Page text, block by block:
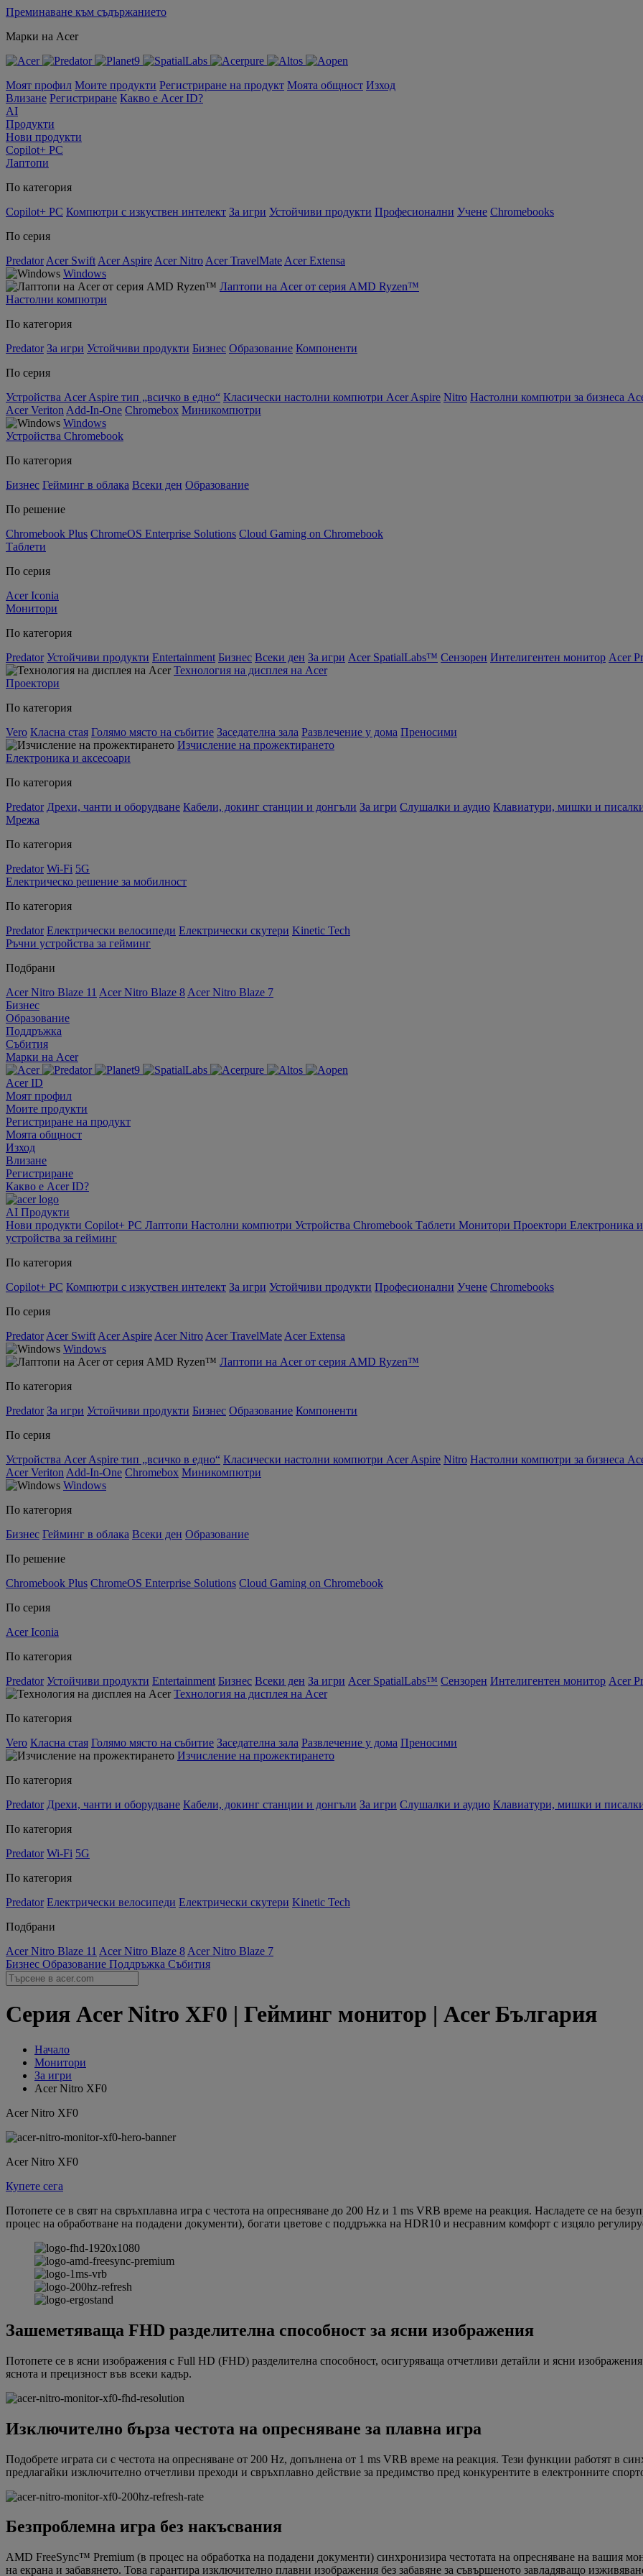
Преминаване към съдържанието
Марки на Acer
Моят профил Моите продукти Регистриране на продукт Моята общност Изход
Влизане Регистриране Какво е Acer ID?
AI
Продукти
Нови продукти
Copilot+ PC
Лаптопи
По категория
Copilot+ PC Компютри с изкуствен интелект За игри Устойчиви продукти Професионални Учене Chromebooks
По серия
Predator Acer Swift Acer Aspire Acer Nitro Acer TravelMate Acer Extensa
Windows
Лаптопи на Acer от серия AMD Ryzen™
Настолни компютри
По категория
Predator За игри Устойчиви продукти Бизнес Образование Компоненти
По серия
Устройства Acer Aspire тип „всичко в едно“ Класически настолни компютри Acer Aspire Nitro Настолни компютри за бизнеса
Acer Veriton Add-In-One Chromebox Миникомпютри
Windows
Устройства Chromebook
По категория
Бизнес Гейминг в облака Всеки ден Образование
По решение
Chromebook Plus ChromeOS Enterprise Solutions Cloud Gaming on Chromebook
Таблети
По серия
Acer Iconia
Монитори
По категория
Predator Устойчиви продукти Entertainment Бизнес Всеки ден За игри Acer SpatialLabs™ Сензорен Интелигентен монитор Acer
Технология на дисплея на Acer
Проектори
По категория
Vero Класна стая Голямо място на събитие Заседателна зала Развлечение у дома Преносими
Изчисление на прожектирането
Електроника и аксесоари
По категория
Predator Дрехи, чанти и оборудване Кабели, докинг станции и донгъли За игри Слушалки и аудио Клавиатури, мишки и
Мрежа
По категория
Predator Wi-Fi 5G
Електрическо решение за мобилност
По категория
Predator Електрически велосипеди Електрически скутери Kinetic Tech
Ръчни устройства за гейминг
Подбрани
Acer Nitro Blaze 11 Acer Nitro Blaze 8 Acer Nitro Blaze 7
Бизнес
Образование
Поддръжка
Събития
Марки на Acer
Acer ID
Моят профил
Моите продукти
Регистриране на продукт
Моята общност
Изход
Влизане
Регистриране
Какво е Acer ID?
AI Продукти
Нови продукти Copilot+ PC Лаптопи Настолни компютри Устройства Chromebook Таблети Монитори Проектори Електроника
устройства за гейминг
По категория
Copilot+ PC Компютри с изкуствен интелект За игри Устойчиви продукти Професионални Учене Chromebooks
По серия
Predator Acer Swift Acer Aspire Acer Nitro Acer TravelMate Acer Extensa
Windows
Лаптопи на Acer от серия AMD Ryzen™
По категория
Predator За игри Устойчиви продукти Бизнес Образование Компоненти
По серия
Устройства Acer Aspire тип „всичко в едно“ Класически настолни компютри Acer Aspire Nitro Настолни компютри за бизнеса
Acer Veriton Add-In-One Chromebox Миникомпютри
Windows
По категория
Бизнес Гейминг в облака Всеки ден Образование
По решение
Chromebook Plus ChromeOS Enterprise Solutions Cloud Gaming on Chromebook
По серия
Acer Iconia
По категория
Predator Устойчиви продукти Entertainment Бизнес Всеки ден За игри Acer SpatialLabs™ Сензорен Интелигентен монитор Acer
Технология на дисплея на Acer
По категория
Vero Класна стая Голямо място на събитие Заседателна зала Развлечение у дома Преносими
Изчисление на прожектирането
По категория
Predator Дрехи, чанти и оборудване Кабели, докинг станции и донгъли За игри Слушалки и аудио Клавиатури, мишки и
По категория
Predator Wi-Fi 5G
По категория
Predator Електрически велосипеди Електрически скутери Kinetic Tech
Подбрани
Acer Nitro Blaze 11 Acer Nitro Blaze 8 Acer Nitro Blaze 7
Бизнес Образование Поддръжка Събития
Серия Acer Nitro XF0 | Гейминг монитор | Acer България
Начало
Монитори
За игри
Acer Nitro XF0
Acer Nitro XF0
Acer Nitro XF0
Купете сега
Потопете се в свят на свръхплавна игра с честота на опресняване до 200 Hz и 1 ms VRB време на реакция. Насладете се на
процес на обработване на подадени документи), богати цветове с поддръжка на HDR10 и несравним комфорт с изцяло
Зашеметяваща FHD разделителна способност за ясни изображения
Потопете се в ясни изображения с Full HD (FHD) разделителна способност, осигуряваща отчетливи детайли и ясни
яснота и прецизност във всеки кадър.
Изключително бърза честота на опресняване за плавна игра
Подобрете играта си с честота на опресняване от 200 Hz, допълнена от 1 ms VRB време на реакция. Тези функции работят в
предлагайки изключително отчетливи преходи и свръхплавно действие за предимство пред конкурентите в електронните
Безпроблемна игра без накъсвания
AMD FreeSync™ Premium (в процес на обработка на подадени документи) синхронизира честотата на опресняване на вашия
на екрана и забавянето. Това гарантира изключително плавни изображения без забавяне за съвършеното завладяващо